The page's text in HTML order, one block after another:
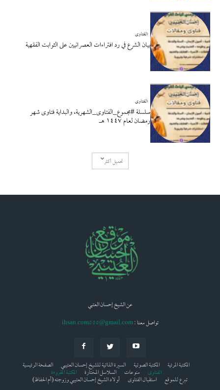
الفتاوى
بيان الشرع في رد افتراءات العصرانيين على الثوابت الفقهية
الفتاوى
سلسلة #مجموع_الفتاوى_الشهرية، والبداية فتاوى شهر
رمضان لعام ١٤٤٧ هـ
تحميل أكثر
عن الشيخ إحسان العتبي
ihsan.com000@gmail.com : تواصل معنا
الصفحة الرئيسية السيرة الذاتية للشيخ إحسان العتيبي المكتبة الصوتية المكتبة المرئية
المكتبة المقروءة السلاسل المختارة منوعات الفتاوى
أولاد الشيخ إحسان العتيبي وزوجته (أم الحفاظ) استقبال الفتاوى تبرع للموقع